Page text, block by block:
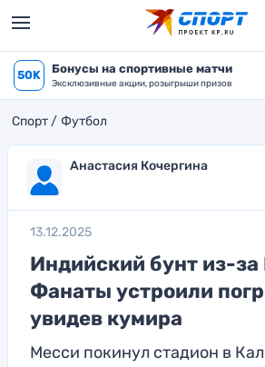
50K Бонусы на спортивные матчи
Эксклюзивные акции, розыгрыши призов
Спорт Футбол
Анастасия Кочергина
13.12.2025
Индийский бунт из-за
Фанаты устроили
увидев кумира
Месси покинул стадион в